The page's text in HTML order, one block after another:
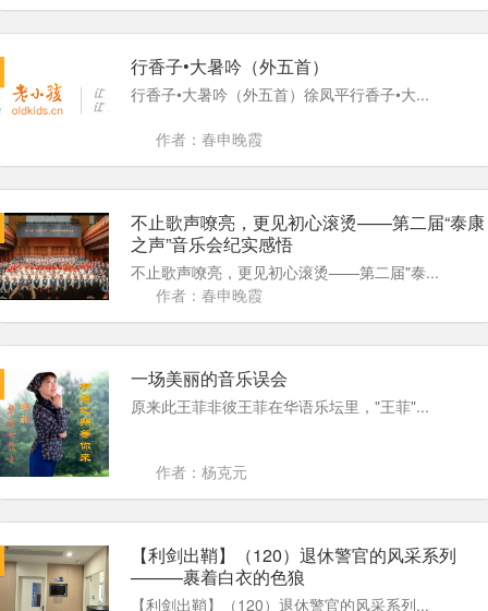
行香子•大暑吟（外五首）
行香子•大暑吟（外五首）徐凤平行香子•大...
作者：春申晚霞
不止歌声嘹亮，更见初心滚烫——第二届“泰康
之声”音乐会纪实感悟
不止歌声嘹亮，更见初心滚烫——第二届"泰...
作者：春申晚霞
一场美丽的音乐误会
原来此王菲非彼王菲在华语乐坛里，"王菲"...
作者：杨克元
【利剑出鞘】（120）退休警官的风采系列
———裹着白衣的色狼
【利剑出鞘】（120）退休警官的风采系列...